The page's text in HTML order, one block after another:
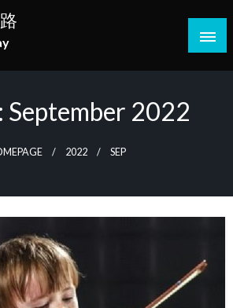
September 2022
2022 SEP